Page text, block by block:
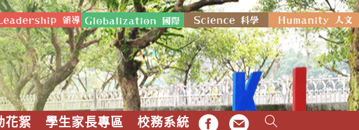
花絮 學生家長專區 校務系統 FB EMAIL